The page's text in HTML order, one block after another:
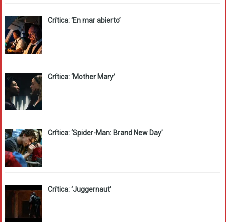
Crítica: ‘En mar abierto’
Crítica: ‘Mother Mary’
Crítica: ‘Spider-Man: Brand New Day’
Crítica: ‘Juggernaut’